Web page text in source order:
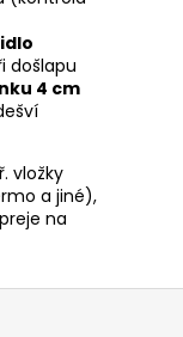
došlapu
4 cm
vložky
a jiné),
na